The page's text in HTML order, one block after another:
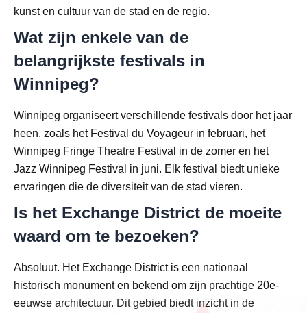
kunst en cultuur van de stad en de regio.
Wat zijn enkele van de
belangrijkste festivals in
Winnipeg?
Winnipeg organiseert verschillende festivals door het jaar
heen, zoals het Festival du Voyageur in februari, het
Winnipeg Fringe Theatre Festival in de zomer en het
Jazz Winnipeg Festival in juni. Elk festival biedt unieke
ervaringen die de diversiteit van de stad vieren.
Is het Exchange District de moeite
waard om te bezoeken?
Absoluut. Het Exchange District is een nationaal
historisch monument en bekend om zijn prachtige 20e-
eeuwse architectuur. Dit gebied biedt inzicht in de